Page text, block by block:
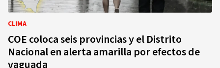
CLIMA
COE coloca seis provincias y el Distrito
Nacional en alerta amarilla por efectos de
vaguada